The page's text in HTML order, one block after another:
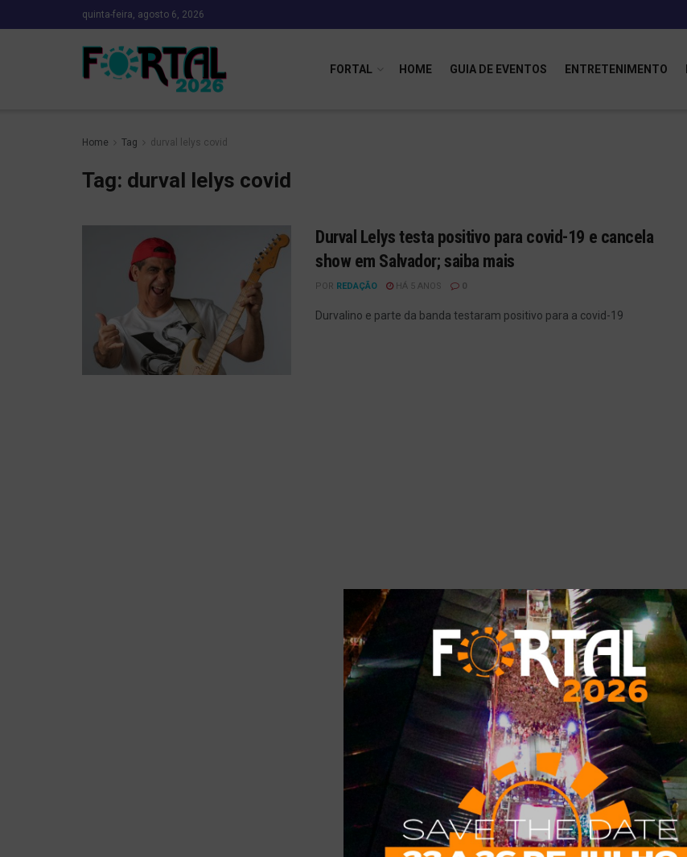
quinta-feira, agosto 6, 2026
FORTAL HOME GUIA DE EVENTOS ENTRETENIMENTO
Home Tag durval lelys covid
Tag: durval lelys covid
Durval Lelys testa positivo para covid-19 e cancela
show em Salvador; saiba mais
POR REDAÇÃO HÁ 5 ANOS 0
Durvalino e parte da banda testaram positivo para a covid-19